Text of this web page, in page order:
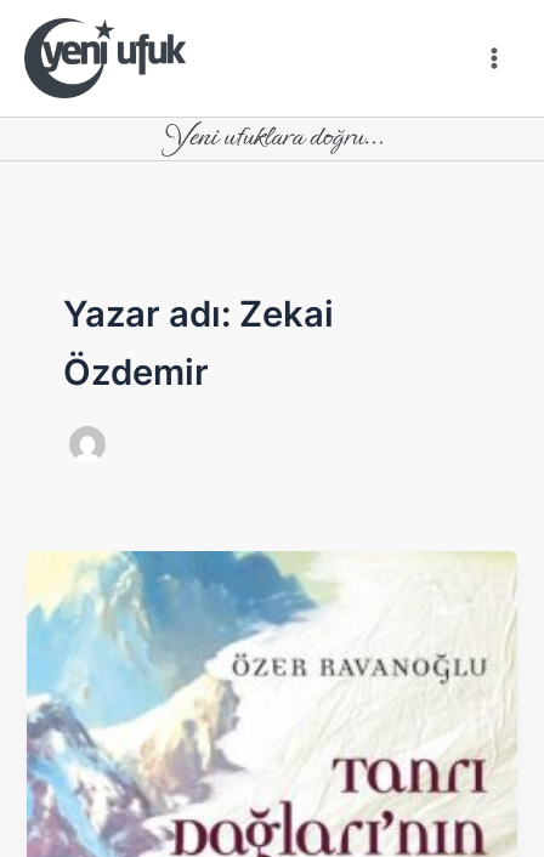
atla
Yazar adı: Zekai
Özdemir